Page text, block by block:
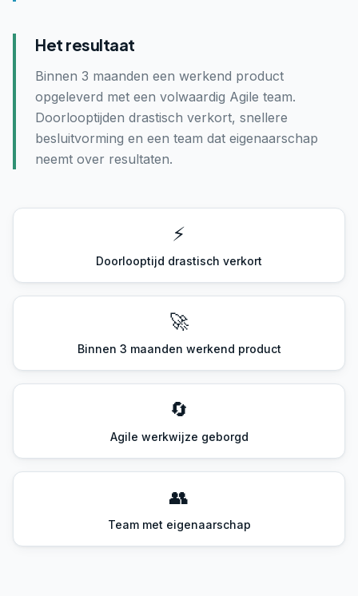
Het resultaat
Binnen 3 maanden een werkend product
opgeleverd met een volwaardig Agile team.
Doorlooptijden drastisch verkort, snellere
besluitvorming en een team dat eigenaarschap
neemt over resultaten.
⚡
Doorlooptijd drastisch verkort
🚀
Binnen 3 maanden werkend product
🔄
Agile werkwijze geborgd
👥
Team met eigenaarschap